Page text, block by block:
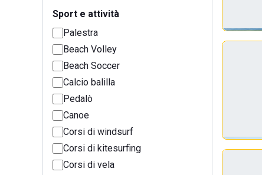
Sport e attività
Palestra
Beach Volley
Beach Soccer
Calcio balilla
Pedalò
Canoe
Corsi di windsurf
Corsi di kitesurfing
Corsi di vela